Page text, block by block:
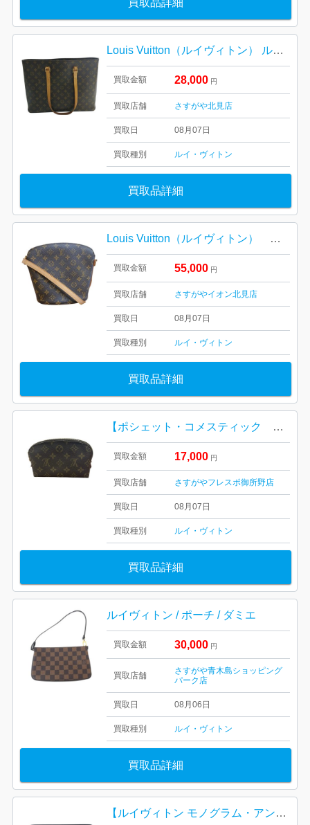
買取品詳細
Louis Vuitton（ルイヴィトン） ルコ トートバッグ モノグラム
買取金額 28,000 円
買取店舗 さすがや北見店
買取日 08月07日
買取種別 ルイ・ヴィトン
買取品詳細
Louis Vuitton（ルイヴィトン） ドルーオ ショルダーバッグ
買取金額 55,000 円
買取店舗 さすがやイオン北見店
買取日 08月07日
買取種別 ルイ・ヴィトン
買取品詳細
【ポシェット・コメスティック PM モノグラム】Louis Vuitton（M47515）【Bランク】
買取金額 17,000 円
買取店舗 さすがやフレスポ御所野店
買取日 08月07日
買取種別 ルイ・ヴィトン
買取品詳細
ルイヴィトン / ポーチ / ダミエ
買取金額 30,000 円
買取店舗
さすがや青木島ショッピング
パーク店
買取日 08月06日
買取種別 ルイ・ヴィトン
買取品詳細
【ルイヴィトン モノグラム・アンプラント ポルトフォイユ・クレア】